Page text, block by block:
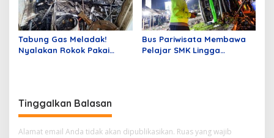
Tabung Gas Meladak!
Nyalakan Rokok Pakai
Bus Pariwisata Membawa
Pelajar SMK Lingga
Tinggalkan Balasan
Alamat email Anda tidak akan dipublikasikan. Ruas yang wajib